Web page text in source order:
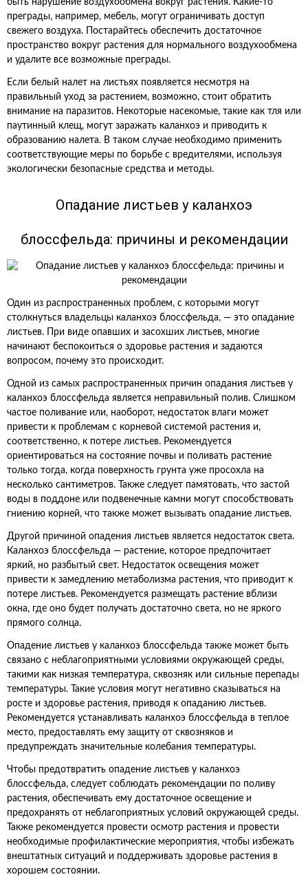
быть нарушение воздухообмена вокруг растения. Какие-то
преграды, например, мебель, могут ограничивать доступ
свежего воздуха. Постарайтесь обеспечить достаточное
пространство вокруг растения для нормального воздухообмена
и удалите все возможные преграды.
Если белый налет на листьях появляется несмотря на
правильный уход за растением, возможно, стоит обратить
внимание на паразитов. Некоторые насекомые, такие как тля или
паутинный клещ, могут заражать каланхоэ и приводить к
образованию налета. В таком случае необходимо применить
соответствующие меры по борьбе с вредителями, используя
экологически безопасные средства и методы.
Опадание листьев у каланхоэ
блоссфельда: причины и рекомендации
Один из распространенных проблем, с которыми могут
столкнуться владельцы каланхоэ блоссфельда, — это опадание
листьев. При виде опавших и засохших листьев, многие
начинают беспокоиться о здоровье растения и задаются
вопросом, почему это происходит.
Одной из самых распространенных причин опадания листьев у
каланхоэ блоссфельда является неправильный полив. Слишком
частое поливание или, наоборот, недостаток влаги может
привести к проблемам с корневой системой растения и,
соответственно, к потере листьев. Рекомендуется
ориентироваться на состояние почвы и поливать растение
только тогда, когда поверхность грунта уже просохла на
несколько сантиметров. Также следует памятовать, что застой
воды в поддоне или подвенечные камни могут способствовать
гниению корней, что также может вызывать опадание листьев.
Другой причиной опадения листьев является недостаток света.
Каланхоэ блоссфельда — растение, которое предпочитает
яркий, но разбытый свет. Недостаток освещения может
привести к замедлению метаболизма растения, что приводит к
потере листьев. Рекомендуется размещать растение вблизи
окна, где оно будет получать достаточно света, но не яркого
прямого солнца.
Опадение листьев у каланхоэ блоссфельда также может быть
связано с неблагоприятными условиями окружающей среды,
такими как низкая температура, сквозняк или сильные перепады
температуры. Такие условия могут негативно сказываться на
росте и здоровье растения, приводя к опаданию листьев.
Рекомендуется устанавливать каланхоэ блоссфельда в теплое
место, предоставлять ему защиту от сквозняков и
предупреждать значительные колебания температуры.
Чтобы предотвратить опадение листьев у каланхоэ
блоссфельда, следует соблюдать рекомендации по поливу
растения, обеспечивать ему достаточное освещение и
предохранять от неблагоприятных условий окружающей среды.
Также рекомендуется провести осмотр растения и провести
необходимые профилактические мероприятия, чтобы избежать
внештатных ситуаций и поддерживать здоровье растения в
хорошем состоянии.